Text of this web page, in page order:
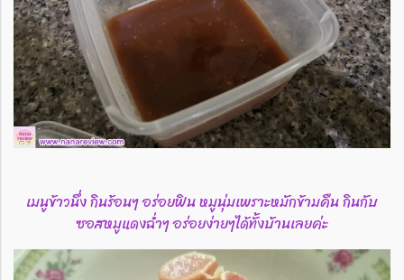
เมนูข้าวนึ่ง​ กินร้อนๆ​ อร่อยฟิน​ หมูนุ่มเพราะหมักข้ามคืน​ กินกับ
ซอสหมูแดงฉ่ำๆ​ อร่อยง่ายๆได้ทั้งบ้านเลยค่ะ